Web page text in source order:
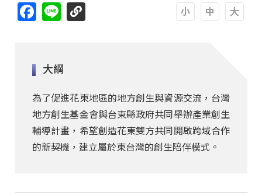
Facebook
Line
大綱
為了促進花東地區的地方創生與資源交流，台灣
地方創生基金會與台東縣政府共同舉辦產業創生
輔導計畫，希望創造花東雙方共同開啟跨域合作
的新契機，建立屬於東台灣的創生陪伴模式。